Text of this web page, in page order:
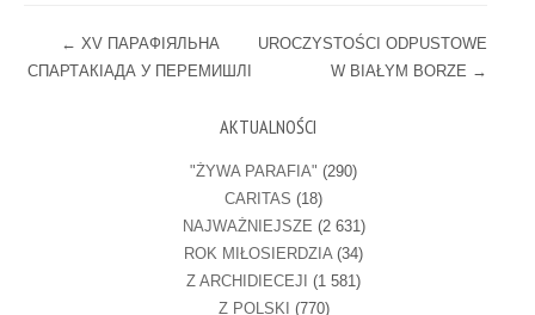
Post navigation
← XV ПАРАФІЯЛЬНА
СПАРТАКІАДА У ПЕРЕМИШЛІ
UROCZYSTOŚCI ODPUSTOWE
W BIAŁYM BORZE →
AKTUALNOŚCI
"ŻYWA PARAFIA" (290)
CARITAS (18)
NAJWAŻNIEJSZE (2 631)
ROK MIŁOSIERDZIA(34)
Z ARCHIDIECEJI (1 581)
Z POLSKI (770)